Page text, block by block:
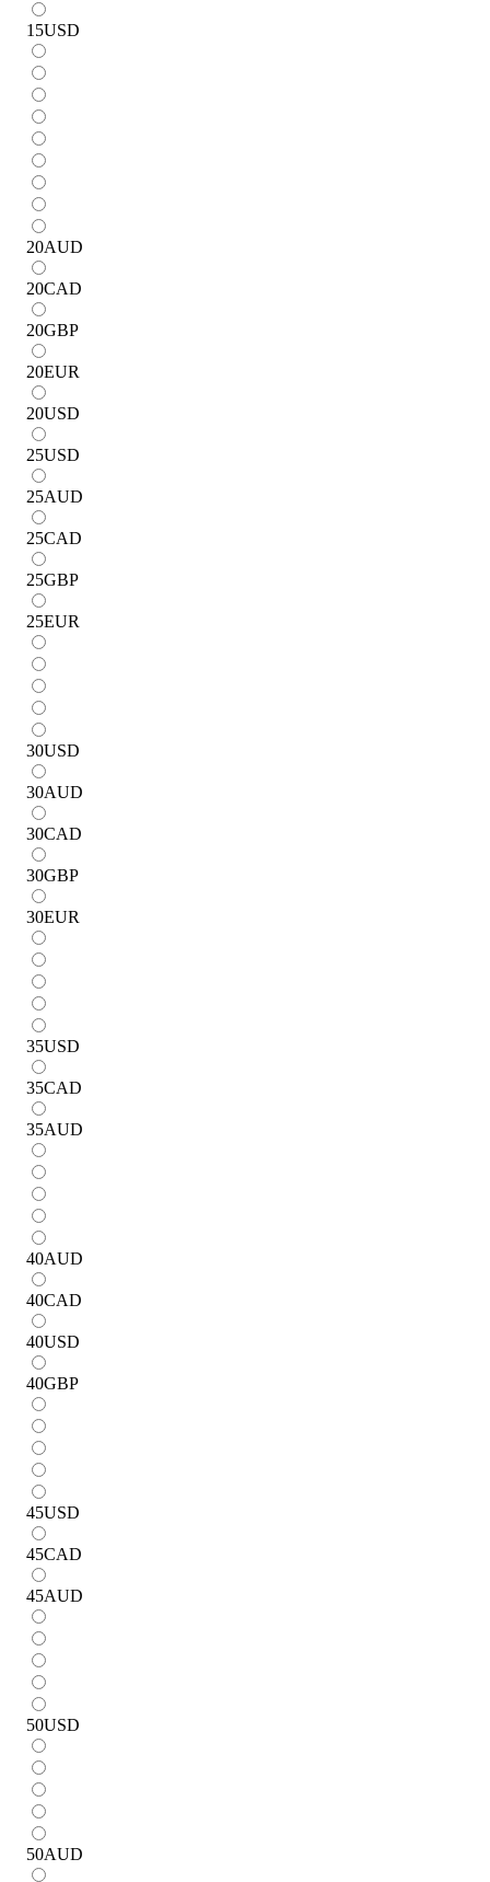
15USD
20AUD
20CAD
20GBP
20EUR
20USD
25USD
25AUD
25CAD
25GBP
25EUR
30USD
30AUD
30CAD
30GBP
30EUR
35USD
35CAD
35AUD
40AUD
40CAD
40USD
40GBP
45USD
45CAD
45AUD
50USD
50AUD